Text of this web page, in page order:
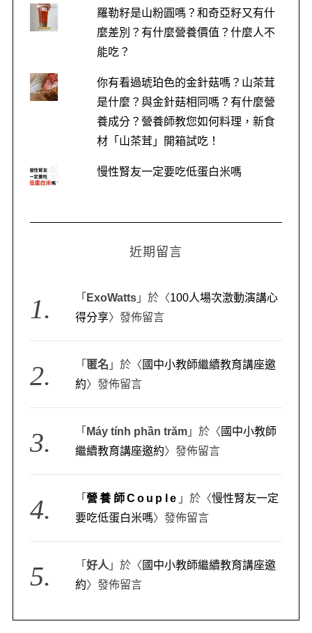
羅勒籽是山粉圓嗎？和奇亞籽又有什
麼差別？有什麼營養價值？什麼人不
能吃？
你有看過琥珀色的金針菇嗎？山茶茸
是什麼？與金針菇相同嗎？有什麼營
養成分？營養師教您如何料理，新食
材「山茶茸」開箱試吃！
慢性腎友一定要吃低蛋白米嗎
近期留言
「 ExoWatts 」於〈100人場次激動演講心
得分享〉發佈留言
「 匿名 」於〈 國中小教師繼續教育講座邀
約〉發佈留言
「 Máy tính phần trăm 」於〈 國中小教師
繼續教育講座邀約〉發佈留言
「營養師Couple 」於〈慢性腎友一定
要吃低蛋白米嗎〉發佈留言
「好人 」於〈 國中小教師繼續教育講座邀
約〉發佈留言